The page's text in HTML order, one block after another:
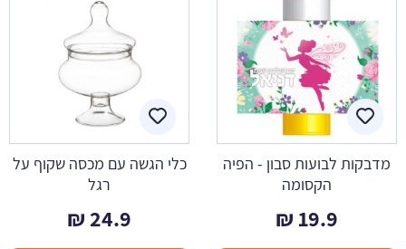
מדבקות לבועות סבון - הפיה
הקסומה
19.9
₪
כלי הגשה עם מכסה שקוף על
רגל
24.9
₪